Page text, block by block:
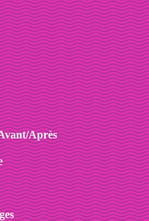
Après